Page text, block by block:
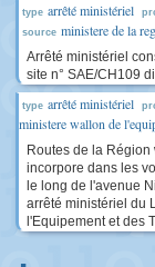
type arrêté ministériel
source ministere de la
Arrêté ministériel
site n° SAE/CH109
type arrêté ministériel
ministere wallon de
Routes de la
incorpore dans les
le long de l'avenue
arrêté ministériel du
l'Equipement et des